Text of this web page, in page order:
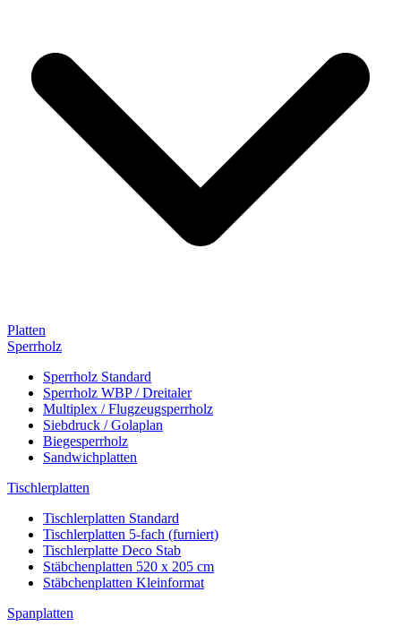
Platten
Sperrholz
Sperrholz Standard
Sperrholz WBP / Dreitaler
Multiplex / Flugzeugsperrholz
Siebdruck / Golaplan
Biegesperrholz
Sandwichplatten
Tischlerplatten
Tischlerplatten Standard
Tischlerplatten 5-fach (furniert)
Tischlerplatte Deco Stab
Stäbchenplatten 520 x 205 cm
Stäbchenplatten Kleinformat
Spanplatten